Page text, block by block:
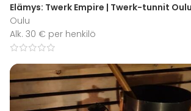
Elämys: Twerk Empire | Twerk-tunnit Oulu
Oulu
Alk. 30 € per henkilö